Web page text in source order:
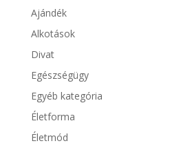
Ajándék
Alkotások
Divat
Egészségügy
Egyéb kategória
Életforma
Életmód